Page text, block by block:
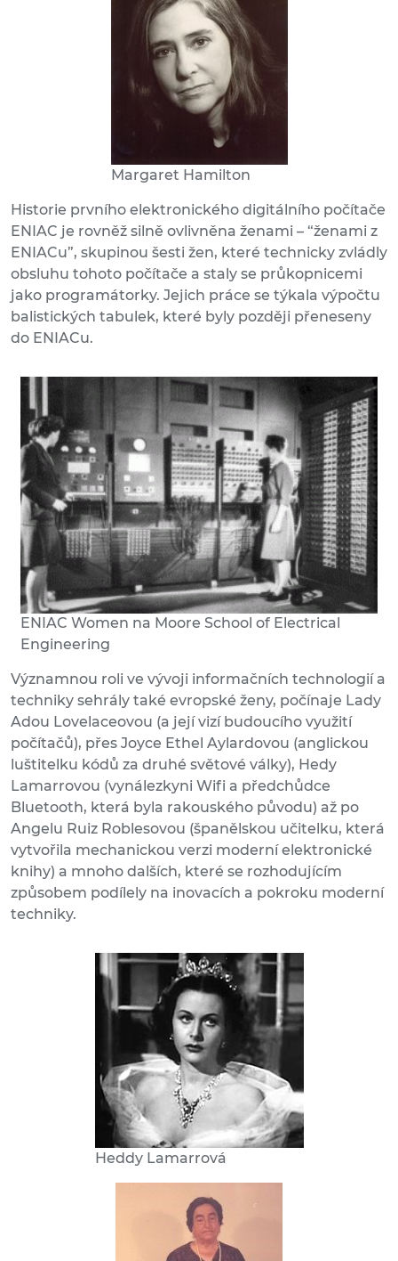
Margaret Hamilton
Historie prvního elektronického digitálního počítače
ENIAC je rovněž silně ovlivněna ženami – “ženami z
ENIACu”, skupinou šesti žen, které technicky zvládly
obsluhu tohoto počítače a staly se průkopnicemi
jako programátorky. Jejich práce se týkala výpočtu
balistických tabulek, které byly později přeneseny
do ENIACu.
ENIAC Women na Moore School of Electrical
Engineering
Významnou roli ve vývoji informačních technologií a
techniky sehrály také evropské ženy, počínaje Lady
Adou Lovelaceovou (a její vizí budoucího využití
počítačů), přes Joyce Ethel Aylardovou (anglickou
luštitelku kódů za druhé světové války), Hedy
Lamarrovou (vynálezkyni Wifi a předchůdce
Bluetooth, která byla rakouského původu) až po
Angelu Ruiz Roblesovou (španělskou učitelku, která
vytvořila mechanickou verzi moderní elektronické
knihy) a mnoho dalších, které se rozhodujícím
způsobem podílely na inovacích a pokroku moderní
techniky.
Heddy Lamarrová